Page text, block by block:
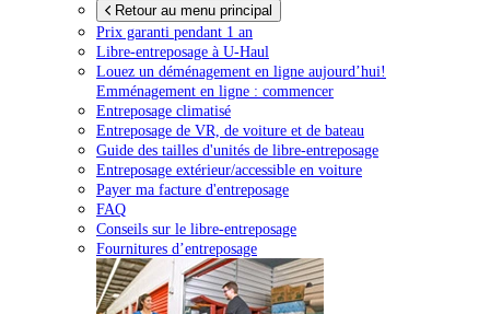
Retour au menu principal
Prix garanti pendant 1 an
Libre-entreposage à U-Haul
Louez un déménagement en ligne aujourd’hui!
Emménagement en ligne : commencer
Entreposage climatisé
Entreposage de VR, de voiture et de bateau
Guide des tailles d'unités de libre-entreposage
Entreposage extérieur/accessible en voiture
Payer ma facture d'entreposage
FAQ
Conseils sur le libre-entreposage
Fournitures d’entreposage